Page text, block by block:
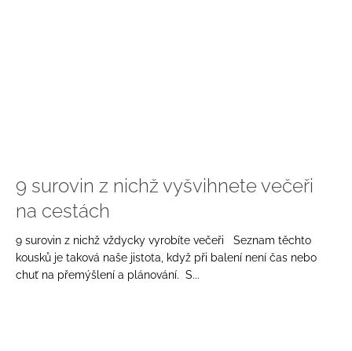
9 surovin z nichž vyšvihnete večeři
na cestách
9 surovin z nichž vždycky vyrobíte večeři Seznam těchto
kousků je taková naše jistota, když při balení není čas nebo
chuť na přemýšlení a plánování. S...